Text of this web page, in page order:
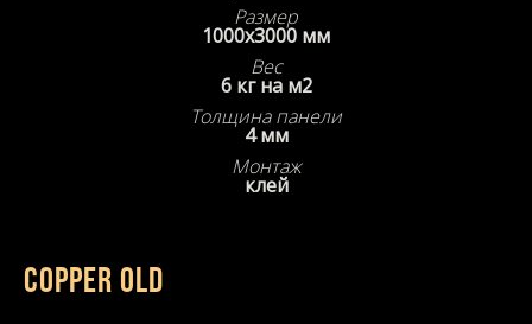
Размер
1000х3000 мм
Вес
6 кг на м2
Толщина панели
4 мм
Монтаж
клей
COPPER OLD